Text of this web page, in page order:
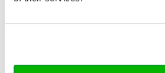
Bezorging binnen 1–2